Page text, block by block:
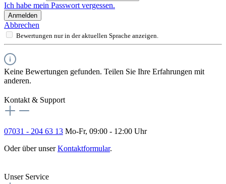
Ich habe mein Passwort vergessen.
Anmelden
Abbrechen
Bewertungen nur in der aktuellen Sprache anzeigen.
Keine Bewertungen gefunden. Teilen Sie Ihre Erfahrungen mit
anderen.
Kontakt & Support
07031 - 204 63 13 Mo-Fr, 09:00 - 12:00 Uhr
Oder über unserKontaktformular.
Unser Service